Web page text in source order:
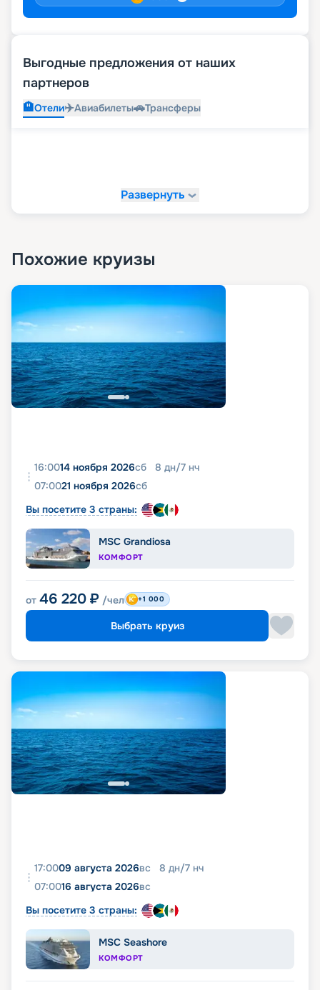
Выгодные предложения от наших
партнеров
🏨Отели✈️Авиабилеты🚗Трансферы
Развернуть
Похожие круизы
16:0014 ноября 2026сб 8 дн/7 нч
07:0021 ноября 2026сб
Вы посетите 3 страны:
MSC Grandiosa
КОМФОРТ
от 46 220 ₽ /чел +1 000
Выбрать круиз
17:0009 августа 2026вс 8 дн/7 нч
07:0016 августа 2026вс
Вы посетите 3 страны:
MSC Seashore
КОМФОРТ